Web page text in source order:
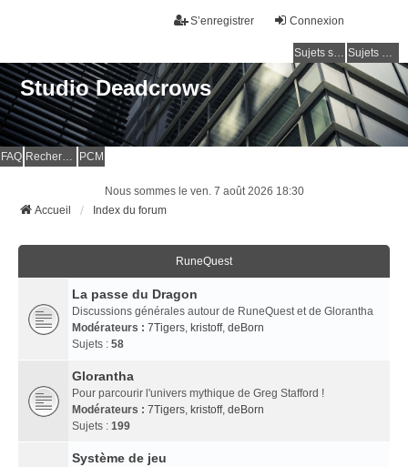
Connexion
S’enregistrer
Sujets sans réponse Sujets actifs
Studio Deadcrows
FAQ Rechercher PCM
Nous sommes le ven. 7 août 2026 18:30
Accueil
Index du forum
RuneQuest
La passe du Dragon
Discussions générales autour de RuneQuest et de Glorantha
Modérateurs : 7Tigers, kristoff, deBorn
Sujets : 58
Glorantha
Pour parcourir l'univers mythique de Greg Stafford !
Modérateurs : 7Tigers, kristoff, deBorn
Sujets : 199
Système de jeu